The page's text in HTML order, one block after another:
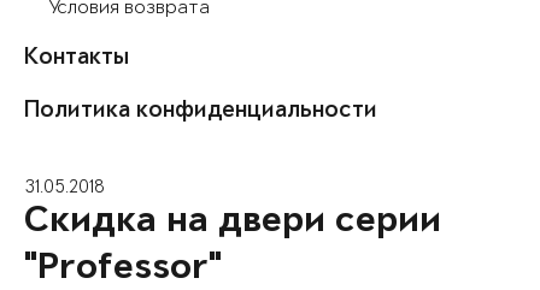
Условия возврата
Контакты
Политика конфиденциальности
31.05.2018
Скидка на двери серии
"Professor"